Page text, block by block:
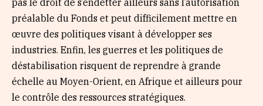
pas le droit de s’endetter ailleurs sans l’autorisation
préalable du Fonds et peut difficilement mettre en
œuvre des politiques visant à développer ses
industries. Enfin, les guerres et les politiques de
déstabilisation risquent de reprendre à grande
échelle au Moyen-Orient, en Afrique et ailleurs pour
le contrôle des ressources stratégiques.